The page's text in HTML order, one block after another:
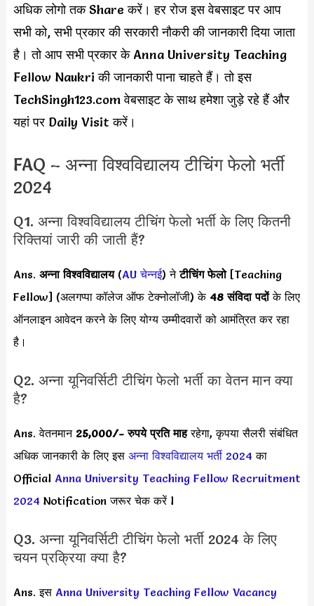
अधिक लोगो तक Share करें। हर रोज इस वेबसाइट पर आप
सभी को, सभी प्रकार की सरकारी नौकरी की जानकारी दिया जाता
है। तो आप सभी प्रकार के Anna University Teaching
Fellow Naukri की जानकारी पाना चाहते हैं। तो इस
TechSingh123.com वेबसाइट के साथ हमेशा जुड़े रहे हैं और
यहां पर Daily Visit करें।
FAQ – अन्ना विश्वविद्यालय टीचिंग फेलो भर्ती
2024
Q1. अन्ना विश्वविद्यालय टीचिंग फेलो भर्ती के लिए कितनी
रिक्तियां जारी की जाती हैं?
Ans. अन्ना विश्वविद्यालय(AU चेन्नई) नेटीचिंग फेलो[Teaching
Fellow] (अलगप्पा कॉलेज ऑफ टेक्नोलॉजी) के48 संविदा पदोंके लिए
ऑनलाइन आवेदन करने के लिए योग्य उम्मीदवारों को आमंत्रित कर रहा
है।
Q2. अन्ना यूनिवर्सिटी टीचिंग फेलो भर्ती का वेतन मान क्या
है?
Ans. वेतनमान 25,000/- रुपये प्रति माहरहेगा, कृपया सैलरी संबंधित
अधिक जानकारी के लिए इस अन्ना विश्वविद्यालय भर्ती 2024 का
Official Anna University Teaching Fellow Recruitment
2024 Notification जरूर चेक करें l
Q3. अन्ना यूनिवर्सिटी टीचिंग फेलो भर्ती 2024 के लिए
चयन प्रक्रिया क्या है?
Ans. इस Anna University Teaching Fellow Vacancy